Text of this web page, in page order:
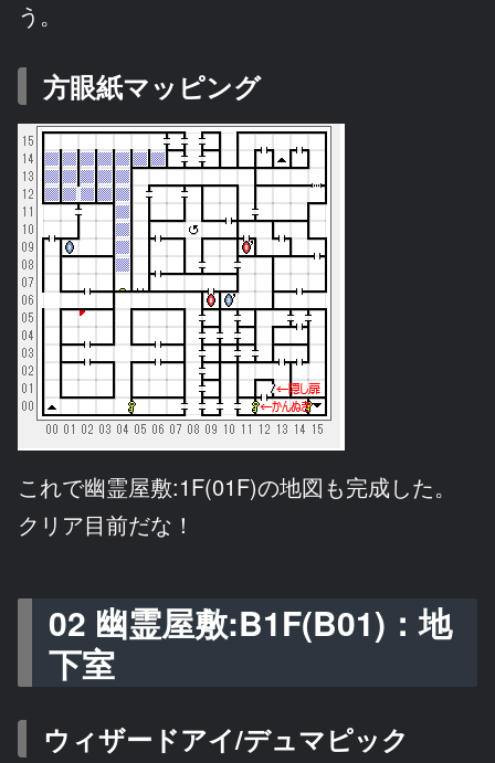
う。
方眼紙マッピング
これで幽霊屋敷:1F(01F)の地図も完成した。
クリア目前だな！
02 幽霊屋敷:B1F(B01)：地
下室
ウィザードアイ/デュマピック